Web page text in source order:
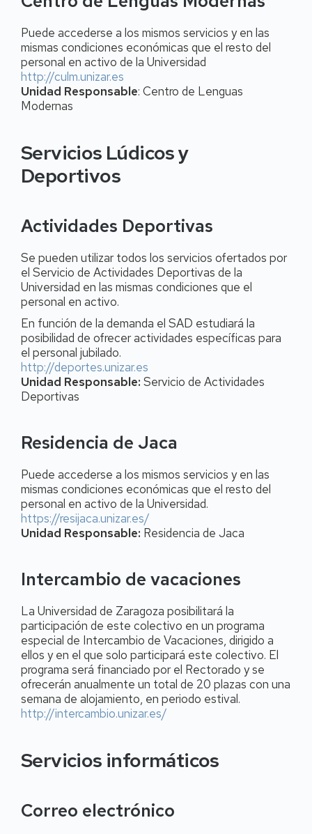
Puede accederse a los mismos servicios y en las
mismas condiciones económicas que el resto del
personal en activo de la Universidad
http://culm.unizar.es
Unidad Responsable: Centro de Lenguas
Modernas
Servicios Lúdicos y
Deportivos
Actividades Deportivas
Se pueden utilizar todos los servicios ofertados por
el Servicio de Actividades Deportivas de la
Universidad en las mismas condiciones que el
personal en activo.
En función de la demanda el SAD estudiará la
posibilidad de ofrecer actividades específicas para
el personal jubilado.
http://deportes.unizar.es
Unidad Responsable: Servicio de Actividades
Deportivas
Residencia de Jaca
Puede accederse a los mismos servicios y en las
mismas condiciones económicas que el resto del
personal en activo de la Universidad.
https://resijaca.unizar.es/
Unidad Responsable: Residencia de Jaca
Intercambio de vacaciones
La Universidad de Zaragoza posibilitará la
participación de este colectivo en un programa
especial de Intercambio de Vacaciones, dirigido a
ellos y en el que solo participará este colectivo. El
programa será financiado por el Rectorado y se
ofrecerán anualmente un total de 20 plazas con una
semana de alojamiento, en periodo estival.
http://intercambio.unizar.es/
Servicios informáticos
Correo electrónico